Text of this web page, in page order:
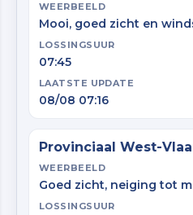
WEERBEELD
Mooi, goed zicht en
LOSSINGSUUR
07:45
LAATSTE UPDATE
08/08 07:16
Provinciaal West-
WEERBEELD
Goed zicht, neiging tot
LOSSINGSUUR